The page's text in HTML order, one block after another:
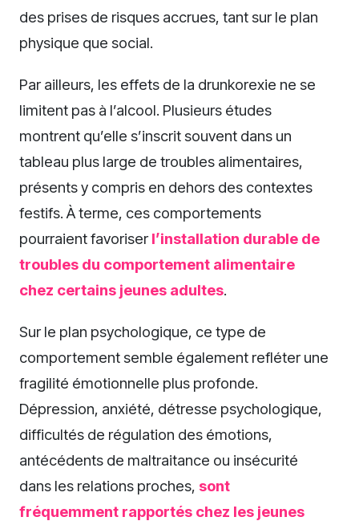
des prises de risques accrues, tant sur le plan
physique que social.
Par ailleurs, les effets de la drunkorexie ne se
limitent pas à l’alcool. Plusieurs études
montrent qu’elle s’inscrit souvent dans un
tableau plus large de troubles alimentaires,
présents y compris en dehors des contextes
festifs. À terme, ces comportements
pourraient favoriser l’installation durable de
troubles du comportement alimentaire
chez certains jeunes adultes.
Sur le plan psychologique, ce type de
comportement semble également refléter une
fragilité émotionnelle plus profonde.
Dépression, anxiété, détresse psychologique,
difficultés de régulation des émotions,
antécédents de maltraitance ou insécurité
dans les relations proches, sont
fréquemment rapportés chez les jeunes